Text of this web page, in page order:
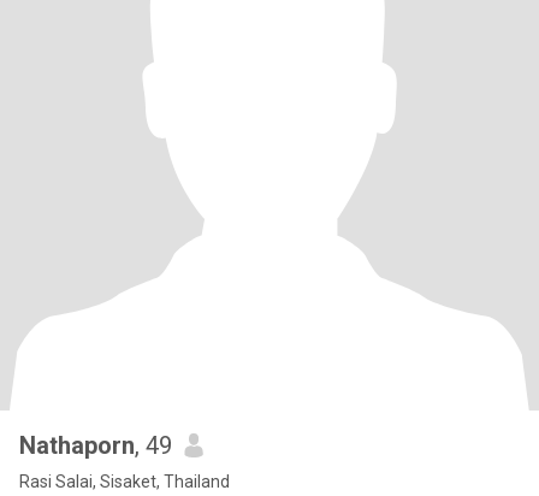
Nathaporn, 49
Rasi Salai, Sisaket, Thailand